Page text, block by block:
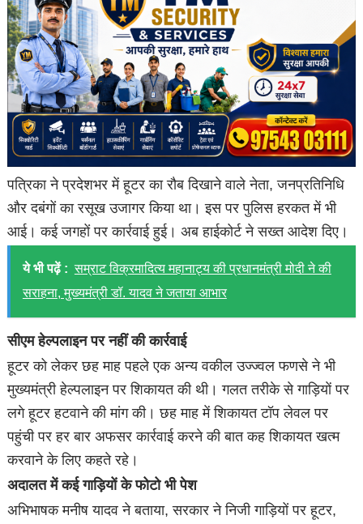
पत्रिका ने प्रदेशभर में हूटर का रौब दिखाने वाले नेता, जनप्रतिनिधि
और दबंगों का रसूख उजागर किया था। इस पर पुलिस हरकत में भी
आई। कई जगहों पर कार्रवाई हुई। अब हाईकोर्ट ने सख्त आदेश दिए।
ये भी पढ़ें : सम्राट विक्रमादित्य महानाट्य की प्रधानमंत्री मोदी ने की
सराहना, मुख्यमंत्री डॉ. यादव ने जताया आभार
सीएम हेल्पलाइन पर नहीं की कार्रवाई
हूटर को लेकर छह माह पहले एक अन्य वकील उज्ज्वल फणसे ने भी
मुख्यमंत्री हेल्पलाइन पर शिकायत की थी। गलत तरीके से गाड़ियाें पर
लगे हूटर हटवाने की मांग की। छह माह में शिकायत टॉप लेवल पर
पहुंची पर हर बार अफसर कार्रवाई करने की बात कह शिकायत खत्म
करवाने के लिए कहते रहे।
अदालत में कई गाड़ियों के फोटो भी पेश
अभिभाषक मनीष यादव ने बताया, सरकार ने निजी गाड़ियों पर हूटर,